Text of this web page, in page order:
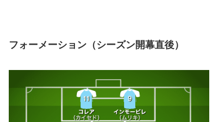
フォーメーション（シーズン開幕直後）